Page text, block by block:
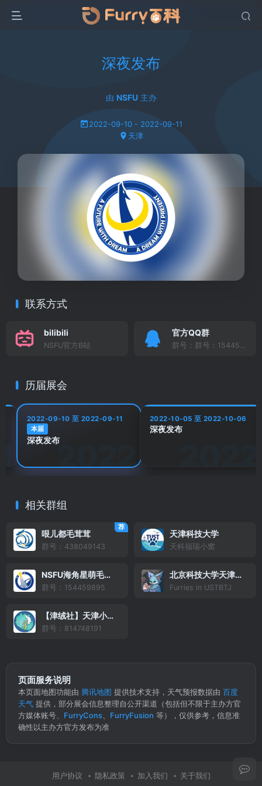
深夜发布
由 NSFU 主办
2022-09-10 - 2022-09-11
天津
联系方式
bilibili
NSFU官方B站
官方QQ群
群号：群号：154459895
历届展会
2022-09-10 至 2022-09-11
本届
深夜发布
2022-10-05 至 2022-10-06
深夜发布
相关群组
荐
哏儿都毛茸茸
群号：438049143
天津科技大学
天科福瑞小窝
NSFU海角星萌毛毛聚
群号：154459895
北京科技大学天津学院
Furries in USTBTJ
【津绒社】天津小聚群
群号：814748191
页面服务说明
本页面地图功能由 腾讯地图 提供技术支持，天气预报数据由 百度
天气 提供，部分展会信息整理自公开渠道（包括但不限于主办方官
方媒体账号、 FurryCons、 FurryFusion 等），仅供参考，信息准
确性以主办方官方发布为准
用户协议 隐私政策 加入我们 关于我们